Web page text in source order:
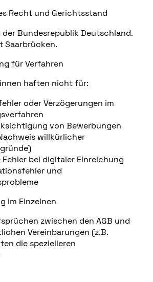
Recht und Gerichtsstand
der Bundesrepublik Deutschland.
Saarbrücken.
für Verfahren
haften nicht für:
oder Verzögerungen im
von Bewerbungen
willkürlicher
Fehler bei digitaler Einreichung
und
im Einzelnen
zwischen den AGB und
Vereinbarungen (z.B.
die spezielleren